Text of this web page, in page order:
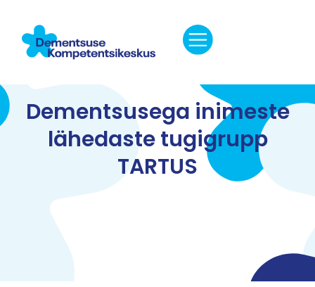
Dementsusega inimeste
lähedaste tugigrupp
TARTUS